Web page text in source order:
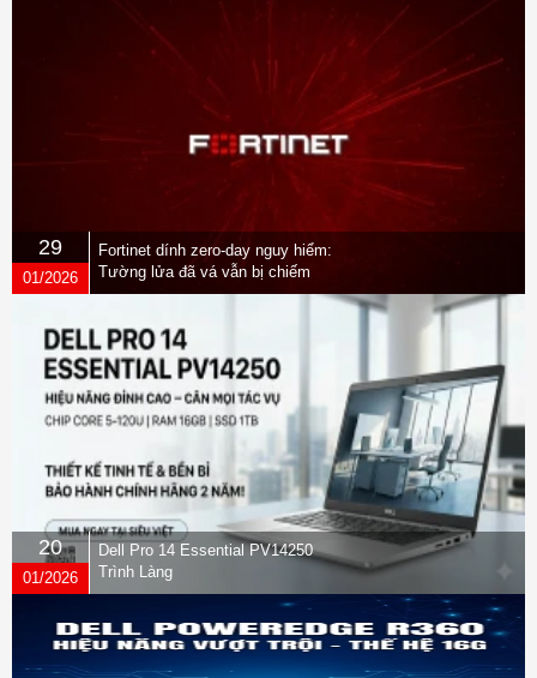
29
01/2026
Fortinet dính zero-day nguy hiểm:
Tường lửa đã vá vẫn bị chiếm
quyền
20
01/2026
Dell Pro 14 Essential PV14250
Trình Làng